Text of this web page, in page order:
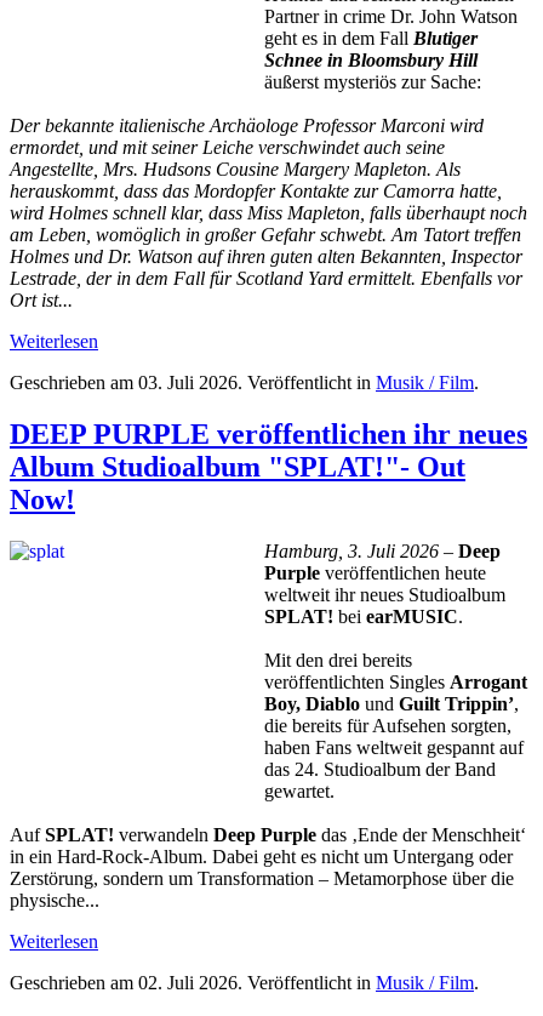
Partner in crime Dr. John Watson
geht es in dem Fall Blutiger
Schnee in Bloomsbury Hill
äußerst mysteriös zur Sache:
Der bekannte italienische Archäologe Professor Marconi wird
ermordet, und mit seiner Leiche verschwindet auch seine
Angestellte, Mrs. Hudsons Cousine Margery Mapleton. Als
herauskommt, dass das Mordopfer Kontakte zur Camorra hatte,
wird Holmes schnell klar, dass Miss Mapleton, falls überhaupt noch
am Leben, womöglich in großer Gefahr schwebt. Am Tatort treffen
Holmes und Dr. Watson auf ihren guten alten Bekannten, Inspector
Lestrade, der in dem Fall für Scotland Yard ermittelt. Ebenfalls vor
Ort ist...
Weiterlesen
Geschrieben am 03. Juli 2026. Veröffentlicht in Musik / Film.
DEEP PURPLE veröffentlichen ihr neues
Album Studioalbum "SPLAT!"- Out
Now!
Hamburg, 3. Juli 2026 – Deep
Purple veröffentlichen heute
weltweit ihr neues Studioalbum
SPLAT! bei earMUSIC.
Mit den drei bereits
veröffentlichten Singles Arrogant
Boy, Diablo und Guilt Trippin’,
die bereits für Aufsehen sorgten,
haben Fans weltweit gespannt auf
das 24. Studioalbum der Band
gewartet.
AufSPLAT! verwandeln Deep Purple das ‚Ende der Menschheit‘
in ein Hard-Rock-Album. Dabei geht es nicht um Untergang oder
Zerstörung, sondern um Transformation – Metamorphose über die
physische...
Weiterlesen
Geschrieben am 02. Juli 2026. Veröffentlicht in Musik / Film.